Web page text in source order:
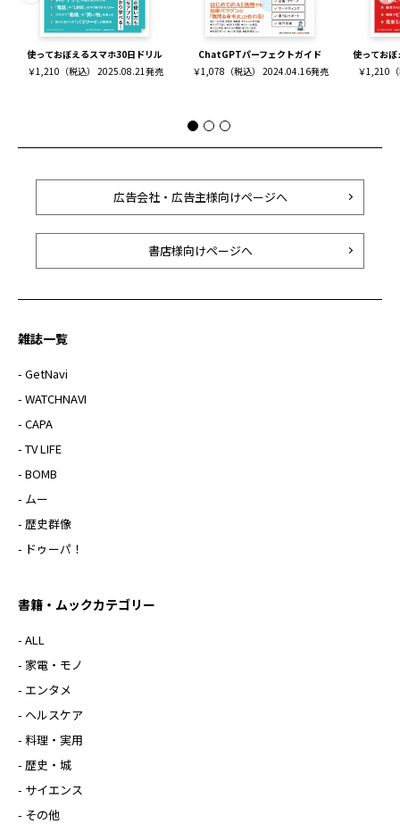
使っておぼえるスマホ30日ドリル
￥1,210（税込） 2025.08.21発売
ChatGPTパーフェクトガイド
￥1,078（税込） 2024.04.16発売
使ってお
￥1,210
広告会社・広告主様向けページへ
書店様向けページへ
雑誌一覧
- GetNavi
- WATCHNAVI
- CAPA
- TV LIFE
- BOMB
- ムー
- 歴史群像
- ドゥーパ！
書籍・ムックカテゴリー
- ALL
- 家電・モノ
- エンタメ
- ヘルスケア
- 料理・実用
- 歴史・城
- サイエンス
- その他